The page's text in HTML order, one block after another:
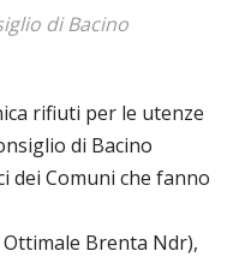
di Bacino
rifiuti per le utenze
di Bacino
dei Comuni che fanno
Brenta Ndr),